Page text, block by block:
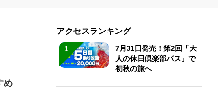
め
アクセスランキング
1
7月31日発売！第2回「大
人の休日倶楽部パス」で
初秋の旅へ